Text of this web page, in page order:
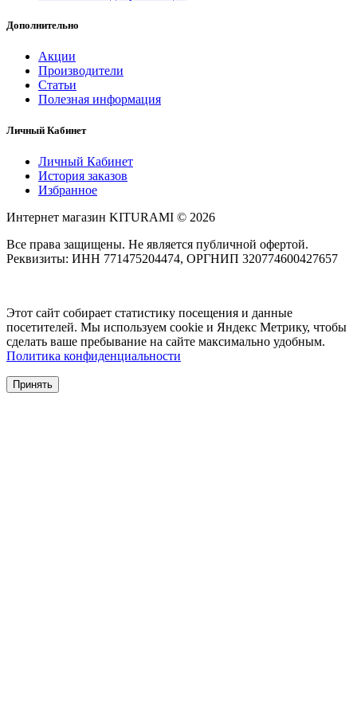
Дополнительно
Акции
Производители
Статьи
Полезная информация
Личный Кабинет
Личный Кабинет
История заказов
Избранное
Интернет магазин KITURAMI © 2026
Все права защищены. Не является публичной офертой.
Реквизиты: ИНН 771475204474, ОРГНИП 320774600427657
Этот сайт собирает статистику посещения и данные
посетителей. Мы используем cookie и Яндекс Метрику, чтобы
сделать ваше пребывание на сайте максимально удобным.
Политика конфиденциальности
Принять